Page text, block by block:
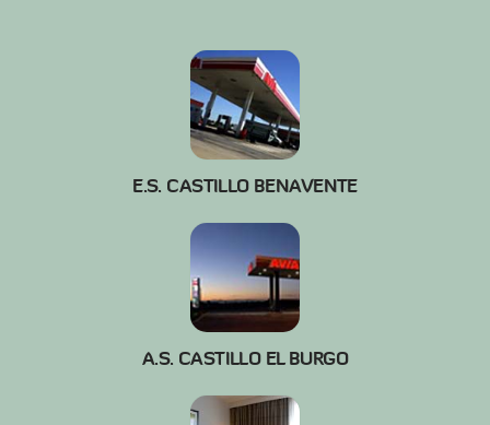
E.S. CASTILLO BENAVENTE
A.S. CASTILLO EL BURGO